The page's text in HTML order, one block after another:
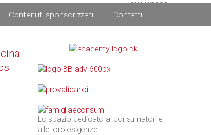
AVANZATA
Contenuti sponsorizzati Contatti
Lo spazio dedicato ai consumatori e
alle loro esigenze